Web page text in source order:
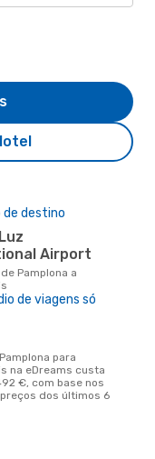
destino
Airport
de viagens só
na eDreams custa
€, com base nos
dos últimos 6